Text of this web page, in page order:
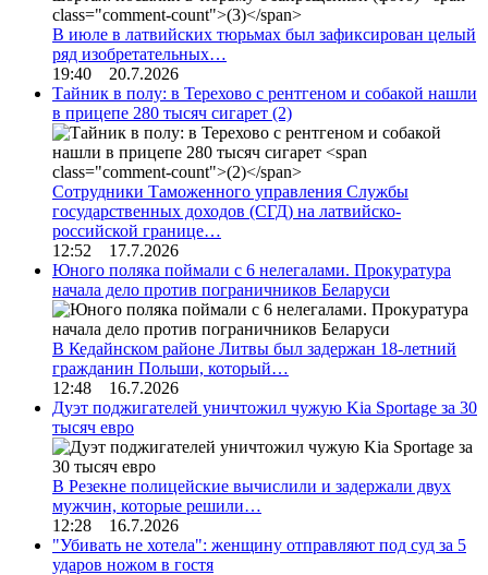
В июле в латвийских тюрьмах был зафиксирован целый
ряд изобретательных…
19:40 20.7.2026
Тайник в полу: в Терехово с рентгеном и собакой нашли
в прицепе 280 тысяч сигарет (2)
Сотрудники Таможенного управления Службы
государственных доходов (СГД) на латвийско-
российской границе…
12:52 17.7.2026
Юного поляка поймали с 6 нелегалами. Прокуратура
начала дело против пограничников Беларуси
В Кедайнском районе Литвы был задержан 18-летний
гражданин Польши, который…
12:48 16.7.2026
Дуэт поджигателей уничтожил чужую Kia Sportage за 30
тысяч евро
В Резекне полицейские вычислили и задержали двух
мужчин, которые решили…
12:28 16.7.2026
"Убивать не хотела": женщину отправляют под суд за 5
ударов ножом в гостя